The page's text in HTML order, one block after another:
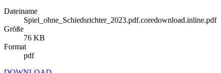
Dateiname
Spiel_ohne_Schiedsrichter_2023.pdf.coredownload.inline.pdf
Größe
76 KB
Format
pdf